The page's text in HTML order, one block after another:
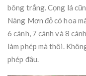
bông trắng. Cọng lá
Nàng Mơn đỏ có hoa
6 cánh, 7 cánh và 8
làm phép mà thôi.
phép đâu.